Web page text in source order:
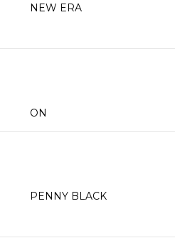
NEW ERA
ON
PENNY BLACK